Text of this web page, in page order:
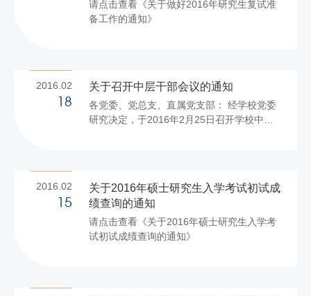
请关好门窗，办公室和宿舍内不要存留现金
或贵重物品；宿舍里晚上睡觉时必须锁门；
请点击查看《关于做好2016年研究生复试准
备工作的通知》
2016.02
18
关于召开中层干部会议的通知
各党委、党总支、直属党支部： 经学校党委
研究决定，于2016年2月25日召开学校中层
议要求 1. 请各党委、党总支、直属党支部负
责通知本单位中层干部参加会议。 2. 请参会
人员准时参加会议，于14:50前签到完毕。
...
2016.02
15
关于2016年硕士研究生入学考试初试成
绩查询的通知
请点击查看《关于2016年硕士研究生入学考
试初试成绩查询的通知》